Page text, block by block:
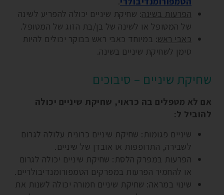
הפרעות בשינה: שחיקת שיניים יכולה להפריע לשינה
של המטופל או לשינה של בן/בת הזוג של המטופל.
כאבי ראש: במיוחד כאבי ראש בבוקר יכולים להיות
סימן לשחיקת שיניים בשינה.
שחיקת שיניים – סיבוכים
אם לא מטפלים בה כראוי, שחיקת שיניים יכולה
להוביל ל:
שיניים פגומות: שחיקת שיניים כרונית עלולה לגרום
לשבירה, התרופפות או אובדן של שיניים.
הפרעות במפרק הלסת: שחיקת שיניים יכולה לגרום
או להחמיר הפרעות במפרקים הטמפורומנדיבולריים.
שינוי במראה: שחיקת שיניים חמורה יכולה לשנות את